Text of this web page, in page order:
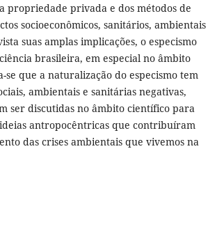
propriedade privada e dos métodos de
socioeconômicos, sanitários, ambientais
suas amplas implicações, o especismo
brasileira, em especial no âmbito
se que a naturalização do especismo tem
ambientais e sanitárias negativas,
ser discutidas no âmbito científico para
antropocêntricas que contribuíram
das crises ambientais que vivemos na